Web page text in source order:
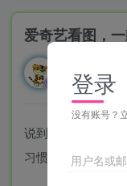
爱奇艺看图，
酒醒只在花前
说到电脑上看图，
习惯性地装个
登录
没有账号？
用户名或